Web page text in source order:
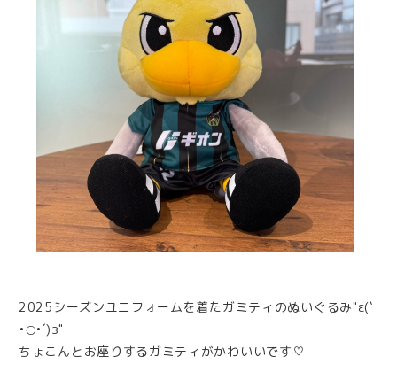
2025シーズンユニフォームを着たガミティのぬいぐるみ"ε(`
•⊖•´)з"
ちょこんとお座りするガミティがかわいいです♡